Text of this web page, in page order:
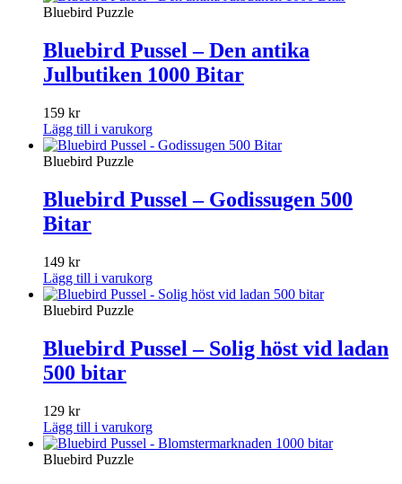
Bluebird Puzzle
Bluebird Pussel – Den antika
Julbutiken 1000 Bitar
159 kr
Lägg till i varukorg
Bluebird Puzzle
Bluebird Pussel – Godissugen 500
Bitar
149 kr
Lägg till i varukorg
Bluebird Puzzle
Bluebird Pussel – Solig höst vid ladan
500 bitar
129 kr
Lägg till i varukorg
Bluebird Puzzle